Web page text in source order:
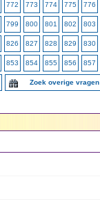
772 773 774 775 776
799 800 801 802 803
826 827 828 829 830
853 854 855 856 857
Zoek overige vragen